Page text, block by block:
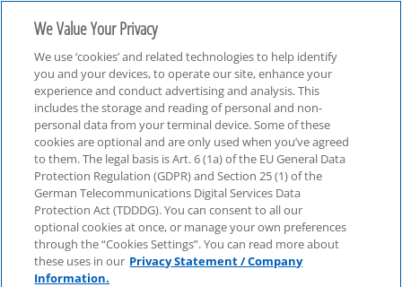
Translate EN
We Value Your Privacy
We use ‘cookies’ and related technologies to help identify
you and your devices, to operate our site, enhance your
experience and conduct advertising and analysis. This
includes the storage and reading of personal and non-
personal data from your terminal device. Some of these
cookies are optional and are only used when you’ve agreed
to them. The legal basis is Art. 6 (1a) of the EU General Data
Protection Regulation (GDPR) and Section 25 (1) of the
German Telecommunications Digital Services Data
Protection Act (TDDDG). You can consent to all our
optional cookies at once, or manage your own preferences
through the “Cookies Settings”. You can read more about
these uses in our Privacy Statement / Company
Information.